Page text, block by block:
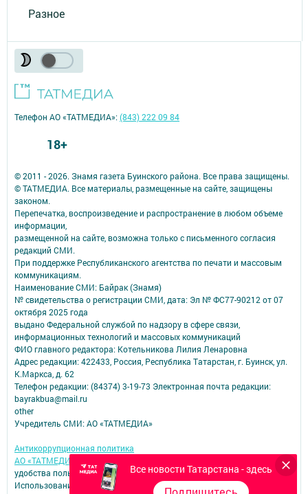
Разное
Все новости Татарстана - здесь
© 2011 - 2026. Знамя газета Буинского района. Все права защищены.
© ТАТМЕДИА. Все материалы, размещенные на сайте, защищены
законом.
Перепечатка, воспроизведение и распространение в любом объеме
информации,
размещенной на сайте, возможна только с письменного согласия
редакций СМИ.
При поддержке Республиканского агентства по печати и массовым
коммуникациям.
Наименование СМИ: Байрак (Знамя)
№ свидетельства о регистрации СМИ, дата: Эл № ФС77-90212 от 07
октября 2025 года
выдано Федеральной службой по надзору в сфере связи,
информационных технологий и массовых коммуникаций
ФИО главного редактора: Котельникова Лилия Ленаровна
Адрес редакции: 422433, Россия, Республика Татарстан, г. Буинск, ул.
К.Маркса, д. 62
Телефон редакции: (84374) 3-19-73 Электронная почта редакции:
bayrakbua@mail.ru
other
Учредитель СМИ: АО «ТАТМЕДИА»
Антикоррупционная политика
АО «ТАТМЕДИА» использует «cookie»
для персонализации сервисов и
удобства пользователей сайтом.
Использование «cookie» можно отменить в настройках браузера.
Телефон АО «ТАТМЕДИА»:(843) 222 09 84
18+